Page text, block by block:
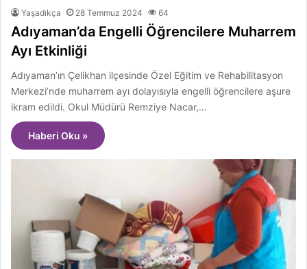
Yaşadıkça 28 Temmuz 2024 64
Adıyaman’da Engelli Öğrencilere Muharrem
Ayı Etkinliği
Adıyaman’ın Çelikhan ilçesinde Özel Eğitim ve Rehabilitasyon
Merkezi’nde muharrem ayı dolayısıyla engelli öğrencilere aşure
ikram edildi. Okul Müdürü Remziye Nacar,…
Haberi Oku »